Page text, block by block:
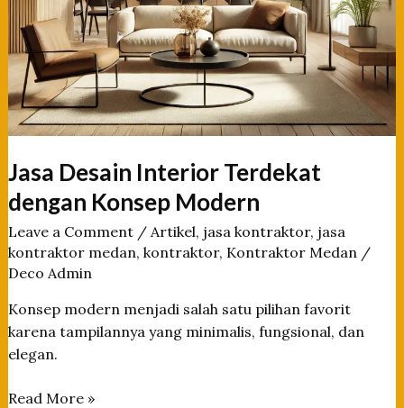
Jasa Desain Interior Terdekat
dengan Konsep Modern
Leave a Comment / Artikel, jasa kontraktor, jasa
kontraktor medan, kontraktor, Kontraktor Medan /
Deco Admin
Konsep modern menjadi salah satu pilihan favorit
karena tampilannya yang minimalis, fungsional, dan
elegan.
Jasa
Read More »